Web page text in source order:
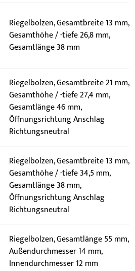
Riegelbolzen, Gesamtbreite 13 mm,
Gesamthöhe / -tiefe 26,8 mm,
Gesamtlänge 38 mm
Riegelbolzen, Gesamtbreite 21 mm,
Gesamthöhe / -tiefe 27,4 mm,
Gesamtlänge 46 mm,
Öffnungsrichtung Anschlag
Richtungsneutral
Riegelbolzen, Gesamtbreite 13 mm,
Gesamthöhe / -tiefe 34,5 mm,
Gesamtlänge 38 mm,
Öffnungsrichtung Anschlag
Richtungsneutral
Riegelbolzen, Gesamtlänge 55 mm,
Außendurchmesser 14 mm,
Innendurchmesser 12 mm